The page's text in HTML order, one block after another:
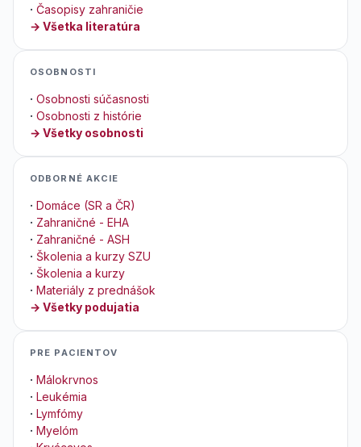
· Časopisy zahraničie
→ Všetka literatúra
OSOBNOSTI
· Osobnosti súčasnosti
· Osobnosti z histórie
→ Všetky osobnosti
ODBORNÉ AKCIE
· Domáce (SR a ČR)
· Zahraničné - EHA
· Zahraničné - ASH
· Školenia a kurzy SZU
· Školenia a kurzy
· Materiály z prednášok
→ Všetky podujatia
PRE PACIENTOV
· Málokrvnos
· Leukémia
· Lymfómy
· Myelóm